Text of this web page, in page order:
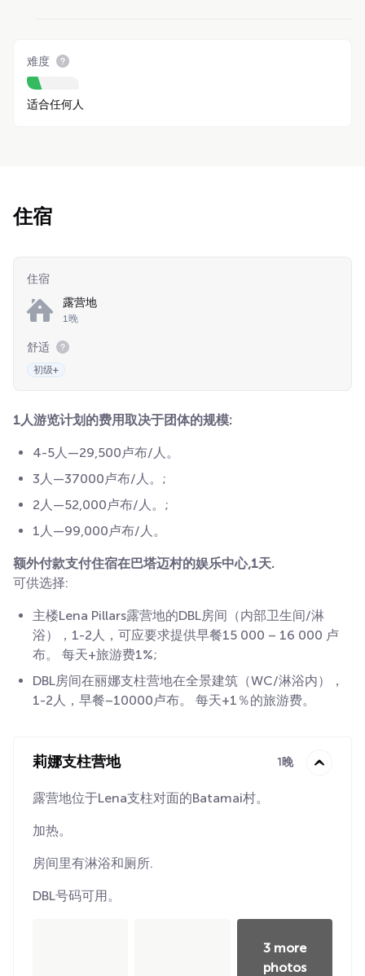
难度
适合任何人
住宿
住宿
露营地
1晚
舒适
初级+
1人游览计划的费用取决于团体的规模:
4-5人—29,500卢布/人。
3人—37000卢布/人。;
2人—52,000卢布/人。;
1人—99,000卢布/人。
额外付款支付住宿在巴塔迈村的娱乐中心,1天.
可供选择:
主楼Lena Pillars露营地的DBL房间（内部卫生间/淋
浴），1-2人，可应要求提供早餐15 000 – 16 000 卢
布。 每天+旅游费1%;
DBL房间在丽娜支柱营地在全景建筑（WC/淋浴内），
1-2人，早餐–10000卢布。 每天+1％的旅游费。
莉娜支柱营地 1晚
露营地位于Lena支柱对面的Batamai村。
加热。
房间里有淋浴和厕所.
DBL号码可用。
3 more
photos